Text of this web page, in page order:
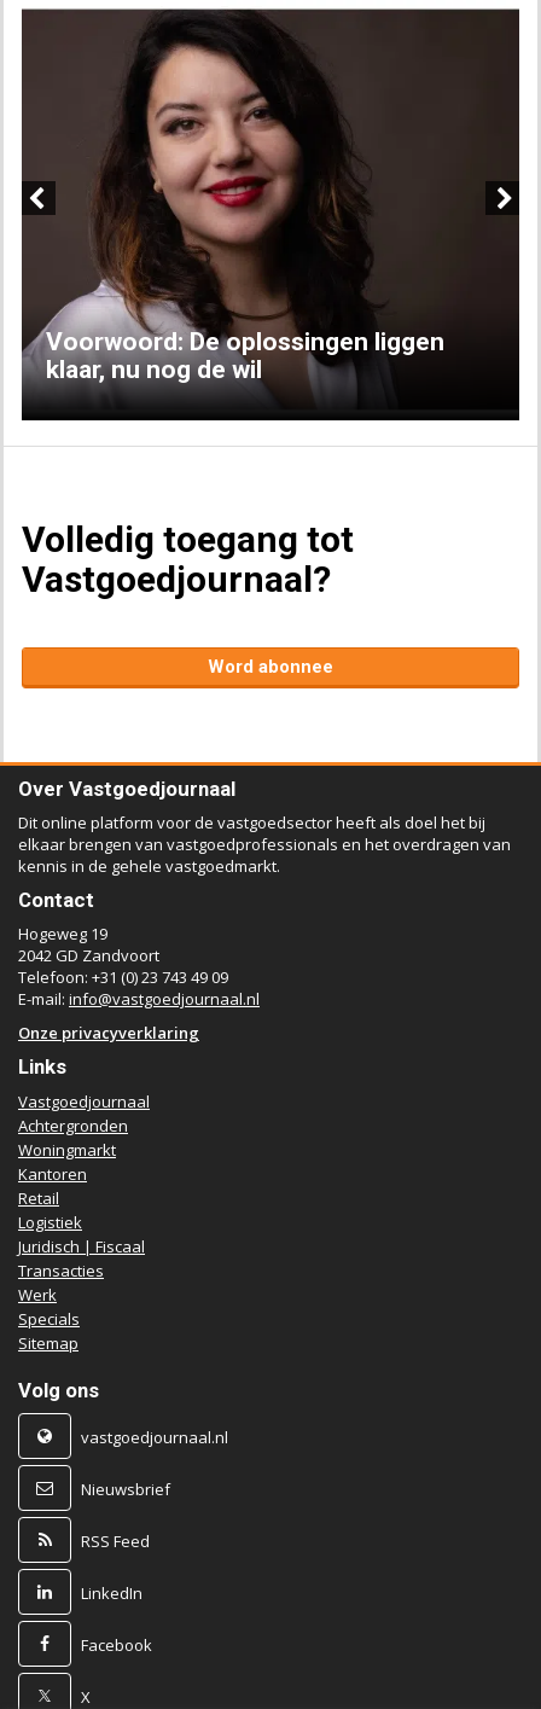
Voorwoord: De oplossingen liggen
klaar, nu nog de wil
Volledig toegang tot
Vastgoedjournaal?
Word abonnee
Over Vastgoedjournaal
Dit online platform voor de vastgoedsector heeft als doel het bij
elkaar brengen van vastgoedprofessionals en het overdragen van
kennis in de gehele vastgoedmarkt.
Contact
Hogeweg 19
2042 GD Zandvoort
Telefoon: +31 (0) 23 743 49 09
E-mail: info@vastgoedjournaal.nl
Onze privacyverklaring
Links
Vastgoedjournaal
Achtergronden
Woningmarkt
Kantoren
Retail
Logistiek
Juridisch | Fiscaal
Transacties
Werk
Specials
Sitemap
Volg ons
vastgoedjournaal.nl
Nieuwsbrief
RSS Feed
LinkedIn
Facebook
X